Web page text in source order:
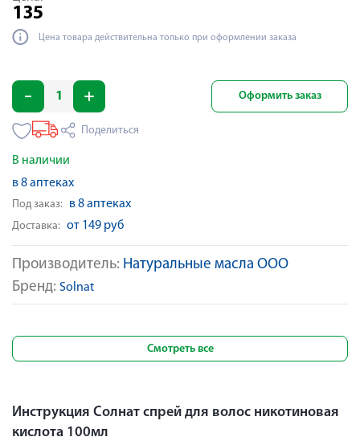
Производитель: Натуральные масла ООО
Бренд: Solnat
135
Цена товара действительна только при оформлении заказа
Оформить заказ
Поделиться
В наличии
в 8 аптеках
Под заказ: в 8 аптеках
Доставка: от 149 руб
Смотреть все
Инструкция Солнат спрей для волос никотиновая
кислота 100мл